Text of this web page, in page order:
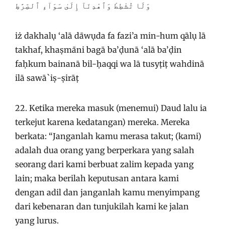
وَلَا تُشْطِطْ وَٱهْدِنَآ إِلَىٰ سَوَآءِ ٱلصِّرَٰطِ
iż dakhalụ ‘alā dāwụda fa fazi’a min-hum qālụ lā
takhaf, khaṣmāni bagā ba’ḍunā ‘alā ba’ḍin
faḥkum bainanā bil-ḥaqqi wa lā tusyṭiṭ wahdinā
ilā sawā`iṣ-ṣirāṭ
22. Ketika mereka masuk (menemui) Daud lalu ia
terkejut karena kedatangan) mereka. Mereka
berkata: “Janganlah kamu merasa takut; (kami)
adalah dua orang yang berperkara yang salah
seorang dari kami berbuat zalim kepada yang
lain; maka berilah keputusan antara kami
dengan adil dan janganlah kamu menyimpang
dari kebenaran dan tunjukilah kami ke jalan
yang lurus.